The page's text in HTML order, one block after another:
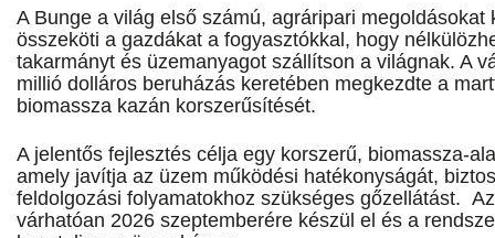
A Bunge a világ első számú, agráripari megoldásokat
összeköti a gazdákat a fogyasztókkal, hogy
takarmányt és üzemanyagot szállítson a világnak. A
millió dolláros beruházás keretében megkezdte a
biomassza kazán korszerűsítését.
A jelentős fejlesztés célja egy korszerű, biomassza-
amely javítja az üzem működési hatékonyságát,
feldolgozási folyamatokhoz szükséges gőzellátást.
várhatóan 2026 szeptemberére készül el és a